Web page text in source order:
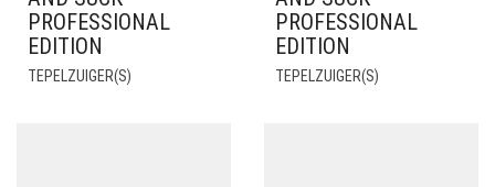
PROFESSIONAL
EDITION
TEPELZUIGER(S)
PROFESSIONAL
EDITION
TEPELZUIGER(S)